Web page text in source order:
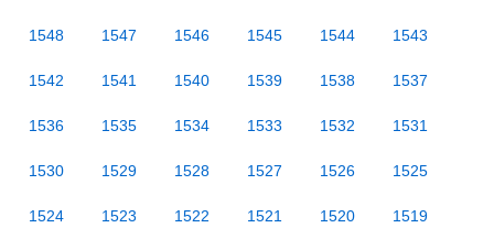
1548 1547 1546 1545 1544 1543
1542 1541 1540 1539 1538 1537
1536 1535 1534 1533 1532 1531
1530 1529 1528 1527 1526 1525
1524 1523 1522 1521 1520 1519